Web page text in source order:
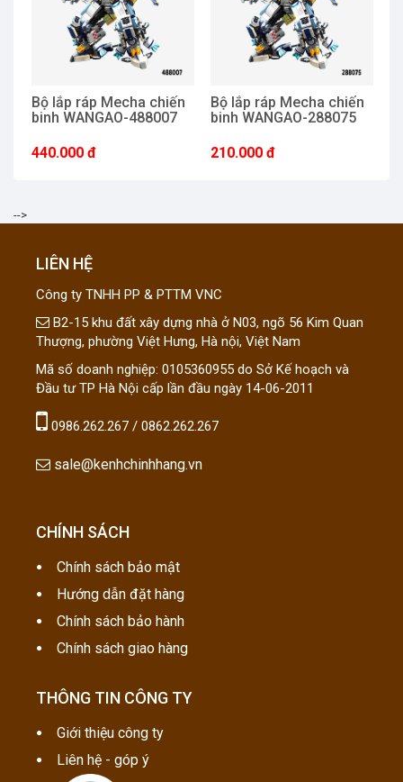
Bộ lắp ráp Mecha chiến
binh WANGAO-488007
440.000 đ
Bộ lắp ráp Mecha chiến
binh WANGAO-288075
210.000 đ
-->
LIÊN HỆ
Công ty TNHH PP & PTTM VNC
B2-15 khu đất xây dựng nhà ở N03, ngõ 56 Kim Quan
Thượng, phường Việt Hưng, Hà nội, Việt Nam
Mã số doanh nghiệp: 0105360955 do Sở Kế hoạch và
Đầu tư TP Hà Nội cấp lần đầu ngày 14-06-2011
0986.262.267 / 0862.262.267
sale@kenhchinhhang.vn
CHÍNH SÁCH
Chính sách bảo mật
Hướng dẫn đặt hàng
Chính sách bảo hành
Chính sách giao hàng
THÔNG TIN CÔNG TY
Giới thiệu công ty
Liên hệ - góp ý